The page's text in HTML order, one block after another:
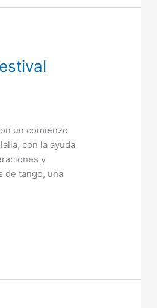
un comienzo
con la ayuda
y
de tango, una